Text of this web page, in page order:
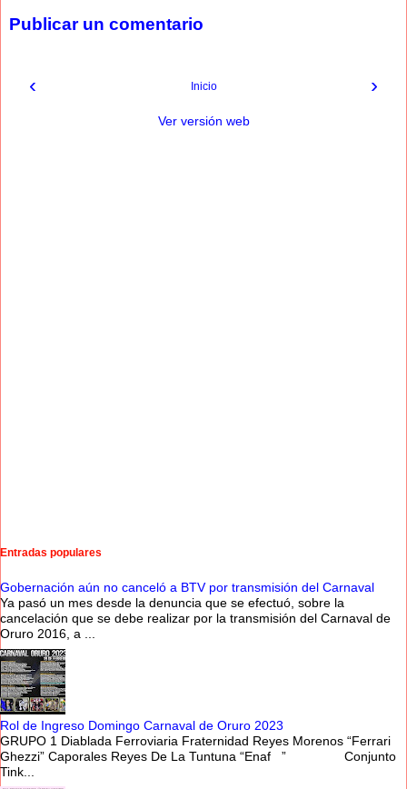
Publicar un comentario
‹ ›
Inicio
Ver versión web
Entradas populares
Gobernación aún no canceló a BTV por transmisión del Carnaval
Ya pasó un mes desde la denuncia que se efectuó, sobre la
cancelación que se debe realizar por la transmisión del Carnaval de
Oruro 2016, a ...
Rol de Ingreso Domingo Carnaval de Oruro 2023
GRUPO 1 Diablada Ferroviaria Fraternidad Reyes Morenos “Ferrari
Ghezzi” Caporales Reyes De La Tuntuna “Enaf ” Conjunto
Tink...